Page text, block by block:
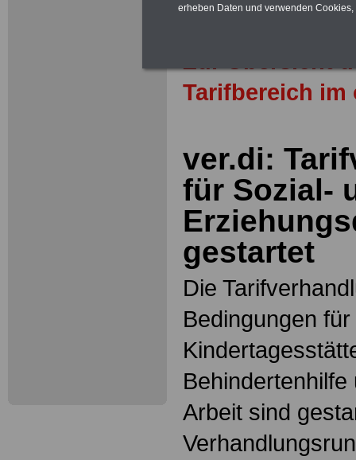
Tarifbereich
ver.di:
für Sozial-
gestartet
Die
Bedingungen
Arbeit sind
erheben Daten und verwenden